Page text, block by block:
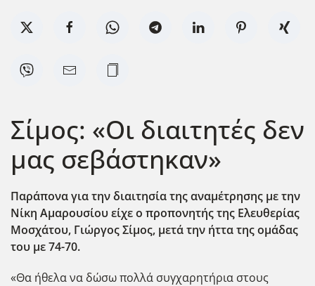
Σίμος: «Οι διαιτητές δεν
μας σεβάστηκαν»
Παράπονα για την διαιτησία της αναμέτρησης με την
Νίκη Αμαρουσίου είχε ο προπονητής της Ελευθερίας
Μοσχάτου, Γιώργος Σίμος, μετά την ήττα της ομάδας
του με 74-70.
«Θα ήθελα να δώσω πολλά συγχαρητήρια στους